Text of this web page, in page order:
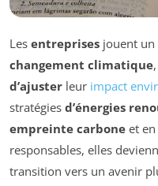
Les entreprises jouent un
changement climatique
d’ajuster leur impact
stratégies d’énergies
empreinte carbone et en
responsables, elles
transition vers un avenir